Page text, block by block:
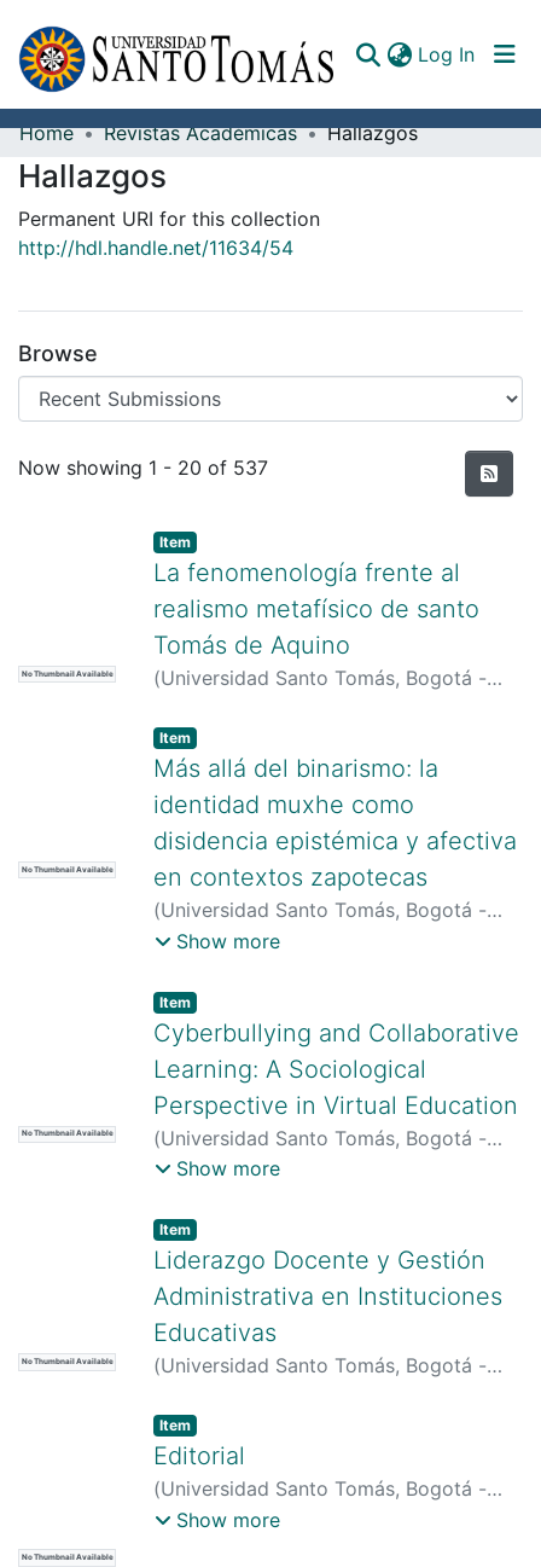
Log In
All of DSpace
Documents
Home Revistas Académicas Hallazgos
Hallazgos
Permanent URI for this collection
http://hdl.handle.net/11634/54
Browse
Recent Submissions
Now showing 1 - 20 of 537
No Thumbnail Available
Item type:
Item,
La fenomenología frente al
realismo metafísico de santo
Tomás de Aquino
(Universidad Santo Tomás, Bogotá -
No Thumbnail Available
Item type:
Item,
Más allá del binarismo: la
identidad muxhe como
disidencia epistémica y afectiva
en contextos zapotecas
(Universidad Santo Tomás, Bogotá -
Colombia)Santofimio Rojas, Germán
Show more
No Thumbnail Available
Item type:
Item,
Cyberbullying and Collaborative
Learning: A Sociological
Perspective in Virtual Education
(Universidad Santo Tomás, Bogotá -
Colombia)Tahull Fort, Joan
Fidel
Show more
No Thumbnail Available
Item type:
Item,
Liderazgo Docente y Gestión
Administrativa en Instituciones
Educativas
(Universidad Santo Tomás, Bogotá -
No Thumbnail Available
Item type:
Item,
Editorial
(Universidad Santo Tomás, Bogotá -
Colombia)Aparicio-Gómez, Oscar-
Show more